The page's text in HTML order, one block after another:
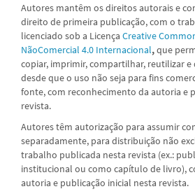
Autores mantêm os direitos autorais e
direito de primeira publicação, com o
licenciado sob a Licença Creative
NãoComercial 4.0 Internacional,que
copiar, imprimir, compartilhar, reutilizar
desde que o uso não seja para fins
fonte, com reconhecimento da autoria e
revista.
Autores têm autorização para assumir
separadamente, para distribuição não
trabalho publicada nesta revista (ex.:
institucional ou como capítulo de livro),
autoria e publicação inicial nesta revista.